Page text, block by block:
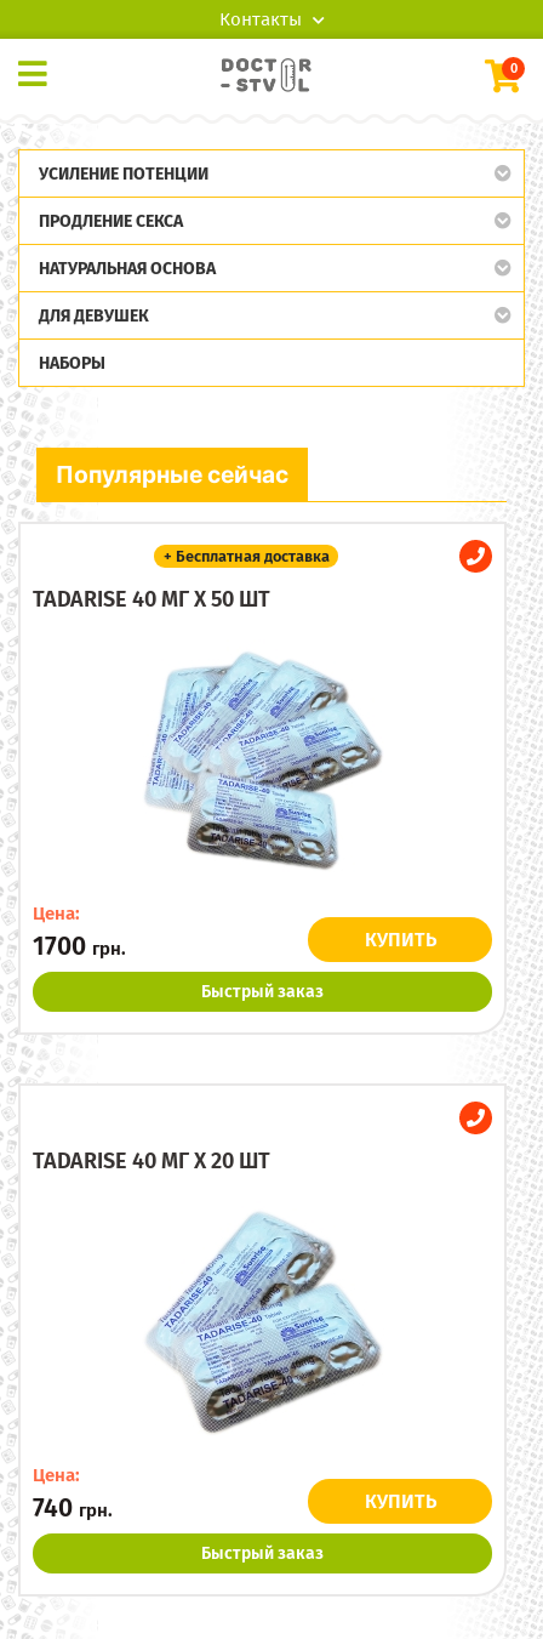
Контакты
0
УСИЛЕНИЕ ПОТЕНЦИИ
ПРОДЛЕНИЕ СЕКСА
НАТУРАЛЬНАЯ ОСНОВА
ДЛЯ ДЕВУШЕК
НАБОРЫ
Популярные сейчас
+ Бесплатная доставка
TADARISE 40 МГ X 50 ШТ
Цена:
1700 грн. КУПИТЬ
Быстрый заказ
TADARISE 40 МГ X 20 ШТ
Цена:
740 грн. КУПИТЬ
Быстрый заказ